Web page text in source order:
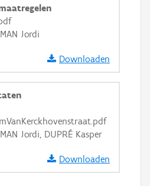
Jordi
Downloaden
Jordi, DUPRÉ Kasper
Downloaden